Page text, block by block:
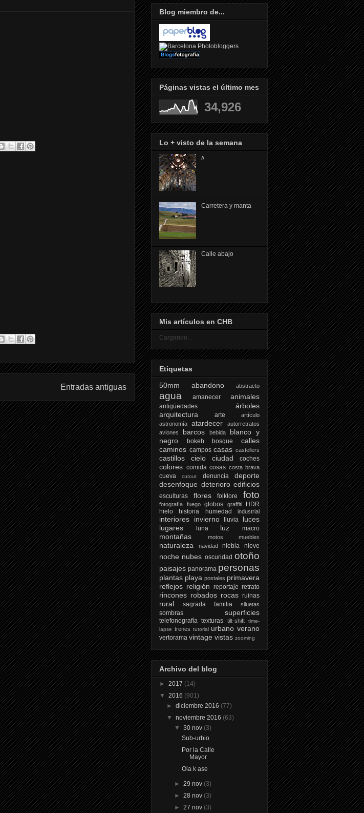
Entradas antiguas
Blog miembro de...
Páginas vistas el último mes
34,926
Lo + visto de la semana
ᴧ
Carretera y manta
Calle abajo
Mis artículos en CHB
Cargando...
Etiquetas
50mm
abandono abstracto
agua amanecer animales
antigüedades
árboles
arquitectura
arte
artículo
astronomía
atardecer
autorretratos
aviones
barcos bebida
blanco y
negro
bokeh bosque
calles
caminos campos casas castellers
castillos cielo ciudad coches
colores comida cosas costa brava
cueva cutout denuncia
deporte
desenfoque deterioro edificios
esculturas flores folklore foto
fotografía fuego globos graffiti
HDR
hielo
historia humedad industrial
interiores invierno lluvia
luces
lugares
luna luz macro
montañas motos muebles
naturaleza navidad niebla nieve
noche nubes oscuridad otoño
paisajes panorama personas
plantas playa postales primavera
reflejos religión reportaje retrato
rincones robados rocas ruinas
rural sagrada familia siluetas
sombras superficies
telefonografía texturas tilt-shift
time-
lapse trenes tutorial urbano verano
vertorama vintage vistas zooming
Archivo del blog
► 2017 (14)
▼ 2016 (901)
►diciembre 2016 (77)
▼noviembre 2016 (63)
▼ 30 nov (3)
Sub-urbio
Por la Calle
Mayor
Ola k ase
► 29 nov (3)
► 28 nov (3)
► 27 nov (3)